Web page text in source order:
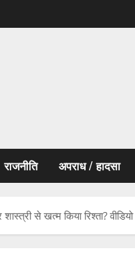
राजनीति अपराध / हादसा
से खत्म किया रिश्ता? वीडियो